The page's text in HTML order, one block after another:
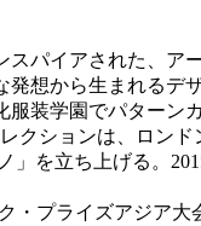
パイアされた、ア
想から生まれるデ
装学園でパターン
クションは、ロンド
」を立ち上げる。
・プライズアジア大